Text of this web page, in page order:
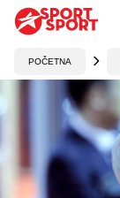
POČETNA